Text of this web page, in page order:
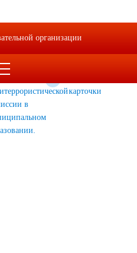
в
карточки
организации